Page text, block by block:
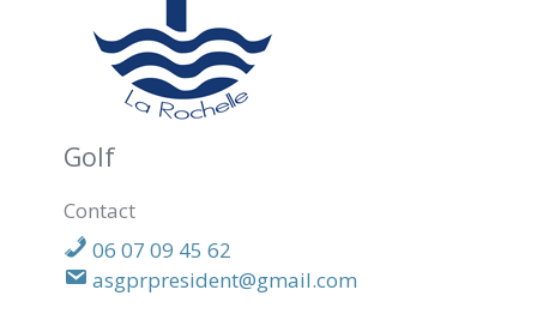
Golf
Contact
06 07 09 45 62
asgprpresident@gmail.com